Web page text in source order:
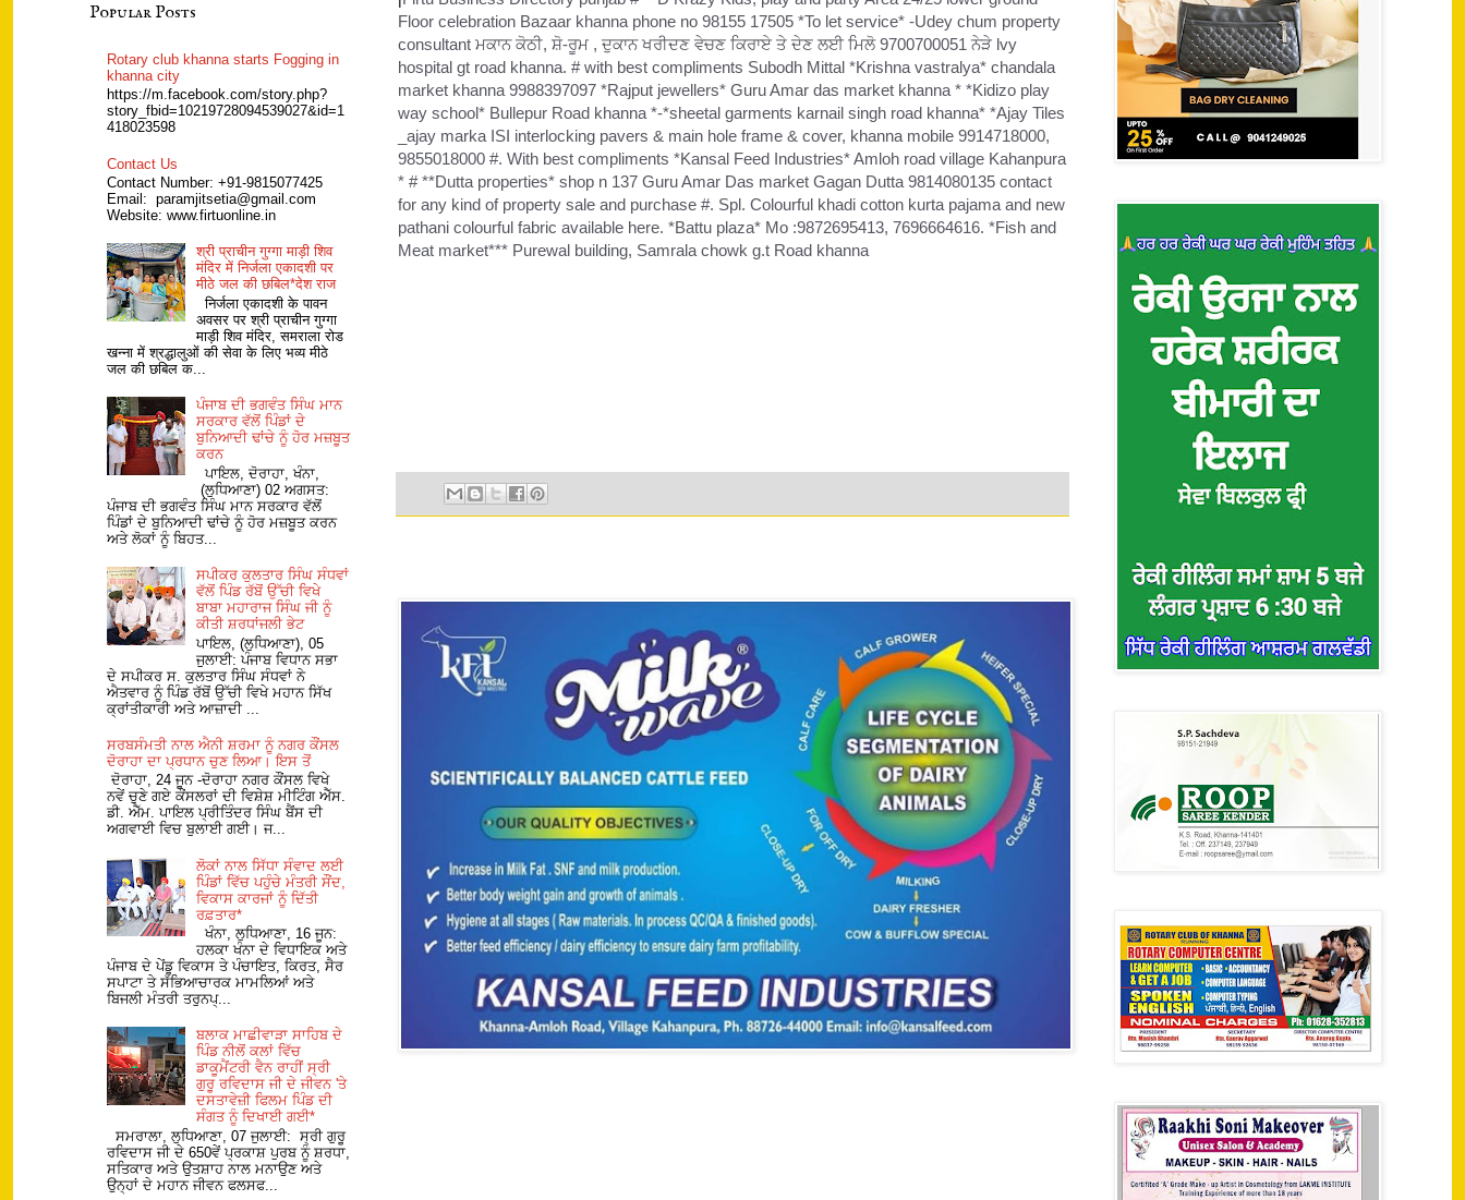
Floor celebration Bazaar khanna phone no 98155 17505 *To let service* -Udey chum property
consultant ਮਕਾਨ ਕੋਠੀ, ਸ਼ੋ-ਰੂਮ , ਦੁਕਾਨ ਖਰੀਦਣ ਵੇਚਣ ਕਿਰਾਏ ਤੇ ਦੇਣ ਲਈ ਮਿਲੋ 9700700051 ਨੇੜੇ lvy
hospital gt road khanna. # with best compliments Subodh Mittal *Krishna vastralya* chandala
market khanna 9988397097 *Rajput jewellers* Guru Amar das market khanna * *Kidizo play
way school* Bullepur Road khanna *-*sheetal garments karnail singh road khanna* *Ajay Tiles
_ajay marka ISI interlocking pavers & main hole frame & cover, khanna mobile 9914718000,
9855018000 #. With best compliments *Kansal Feed Industries* Amloh road village Kahanpura
* # **Dutta properties* shop n 137 Guru Amar Das market Gagan Dutta 9814080135 contact
for any kind of property sale and purchase #. Spl. Colourful khadi cotton kurta pajama and new
pathani colourful fabric available here. *Battu plaza* Mo :9872695413, 7696664616. *Fish and
Meat market*** Purewal building, Samrala chowk g.t Road khanna
Popular Posts
Rotary club khanna starts Fogging in
khanna city
https://m.facebook.com/story.php?
story_fbid=10219728094539027&id=1
418023598
Contact Us
Contact Number: +91-9815077425
Email: paramjitsetia@gmail.com
Website: www.firtuonline.in
श्री प्राचीन गुग्गा माड़ी शिव
मंदिर में निर्जला एकादशी पर
मीठे जल की छबिल*देश राज
निर्जला एकादशी के पावन
अवसर पर श्री प्राचीन गुग्गा
माड़ी शिव मंदिर, समराला रोड
खन्ना में श्रद्धालुओं की सेवा के लिए भव्य मीठे
जल की छबिल क...
ਪੰਜਾਬ ਦੀ ਭਗਵੰਤ ਸਿੰਘ ਮਾਨ
ਸਰਕਾਰ ਵੱਲੋਂ ਪਿੰਡਾਂ ਦੇ
ਬੁਨਿਆਦੀ ਢਾਂਚੇ ਨੂੰ ਹੋਰ ਮਜ਼ਬੂਤ
ਕਰਨ
ਪਾਇਲ, ਦੋਰਾਹਾ, ਖੰਨਾ,
(ਲੁਧਿਆਣਾ) 02 ਅਗਸਤ:
ਪੰਜਾਬ ਦੀ ਭਗਵੰਤ ਸਿੰਘ ਮਾਨ ਸਰਕਾਰ ਵੱਲੋਂ
ਪਿੰਡਾਂ ਦੇ ਬੁਨਿਆਦੀ ਢਾਂਚੇ ਨੂੰ ਹੋਰ ਮਜ਼ਬੂਤ ਕਰਨ
ਅਤੇ ਲੋਕਾਂ ਨੂੰ ਬਿਹਤ...
ਸਪੀਕਰ ਕੁਲਤਾਰ ਸਿੰਘ ਸੰਧਵਾਂ
ਵੱਲੋਂ ਪਿੰਡ ਰੱਬੋਂ ਉੱਚੀ ਵਿਖੇ
ਬਾਬਾ ਮਹਾਰਾਜ ਸਿੰਘ ਜੀ ਨੂੰ
ਕੀਤੀ ਸ਼ਰਧਾਂਜਲੀ ਭੇਟ
ਪਾਇਲ, (ਲੁਧਿਆਣਾ), 05
ਜੁਲਾਈ: ਪੰਜਾਬ ਵਿਧਾਨ ਸਭਾ
ਦੇ ਸਪੀਕਰ ਸ. ਕੁਲਤਾਰ ਸਿੰਘ ਸੰਧਵਾਂ ਨੇ
ਐਤਵਾਰ ਨੂੰ ਪਿੰਡ ਰੱਬੋਂ ਉੱਚੀ ਵਿਖੇ ਮਹਾਨ ਸਿੱਖ
ਕ੍ਰਾਂਤੀਕਾਰੀ ਅਤੇ ਆਜ਼ਾਦੀ ...
ਸਰਬਸੰਮਤੀ ਨਾਲ ਐਨੀ ਸ਼ਰਮਾ ਨੂੰ ਨਗਰ ਕੌਂਸਲ
ਦੋਰਾਹਾ ਦਾ ਪ੍ਰਧਾਨ ਚੁਣ ਲਿਆ। ਇਸ ਤੋਂ
ਦੋਰਾਹਾ, 24 ਜੂਨ -ਦੋਰਾਹਾ ਨਗਰ ਕੌਂਸਲ ਵਿਖੇ
ਨਵੇਂ ਚੁਣੇ ਗਏ ਕੌਂਸਲਰਾਂ ਦੀ ਵਿਸ਼ੇਸ਼ ਮੀਟਿੰਗ ਐੱਸ.
ਡੀ. ਐੱਮ. ਪਾਇਲ ਪ੍ਰੀਤਿੰਦਰ ਸਿੰਘ ਬੈਂਸ ਦੀ
ਅਗਵਾਈ ਵਿਚ ਬੁਲਾਈ ਗਈ। ਜ...
ਲੋਕਾਂ ਨਾਲ ਸਿੱਧਾ ਸੰਵਾਦ ਲਈ
ਪਿੰਡਾਂ ਵਿੱਚ ਪਹੁੰਚੇ ਮੰਤਰੀ ਸੌਂਦ,
ਵਿਕਾਸ ਕਾਰਜਾਂ ਨੂੰ ਦਿੱਤੀ
ਰਫ਼ਤਾਰ*
ਖੰਨਾ, ਲੁਧਿਆਣਾ, 16 ਜੂਨ:
ਹਲਕਾ ਖੰਨਾ ਦੇ ਵਿਧਾਇਕ ਅਤੇ
ਪੰਜਾਬ ਦੇ ਪੇਂਡੂ ਵਿਕਾਸ ਤੇ ਪੰਚਾਇਤ, ਕਿਰਤ, ਸੈਰ
ਸਪਾਟਾ ਤੇ ਸੱਭਿਆਚਾਰਕ ਮਾਮਲਿਆਂ ਅਤੇ
ਬਿਜਲੀ ਮੰਤਰੀ ਤਰੁਨਪ੍...
ਬਲਾਕ ਮਾਛੀਵਾੜਾ ਸਾਹਿਬ ਦੇ
ਪਿੰਡ ਨੀਲੋਂ ਕਲਾਂ ਵਿੱਚ
ਡਾਕੂਮੈਂਟਰੀ ਵੈਨ ਰਾਹੀਂ ਸ੍ਰੀ
ਗੁਰੂ ਰਵਿਦਾਸ ਜੀ ਦੇ ਜੀਵਨ 'ਤੇ
ਦਸਤਾਵੇਜ਼ੀ ਫਿਲਮ ਪਿੰਡ ਦੀ
ਸੰਗਤ ਨੂੰ ਦਿਖਾਈ ਗਈ*
ਸਮਰਾਲਾ, ਲੁਧਿਆਣਾ, 07 ਜੁਲਾਈ: ਸ੍ਰੀ ਗੁਰੂ
ਰਵਿਦਾਸ ਜੀ ਦੇ 650ਵੇਂ ਪ੍ਰਕਾਸ਼ ਪੁਰਬ ਨੂੰ ਸ਼ਰਧਾ,
ਸਤਿਕਾਰ ਅਤੇ ਉਤਸ਼ਾਹ ਨਾਲ ਮਨਾਉਣ ਅਤੇ
ਉਨ੍ਹਾਂ ਦੇ ਮਹਾਨ ਜੀਵਨ ਫਲਸਫ...